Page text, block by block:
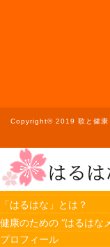
Copyright© 2019 歌と健康
ホーム
「はるはな」とは？
健康のための “はるはな
プロフィール